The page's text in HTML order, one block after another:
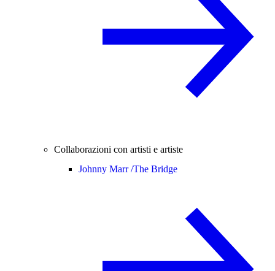
Collaborazioni con artisti e artiste
Johnny Marr /The Bridge